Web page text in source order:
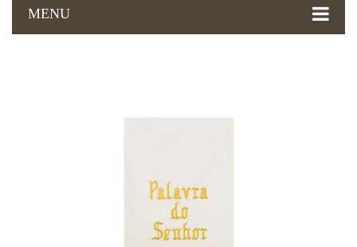
MENU